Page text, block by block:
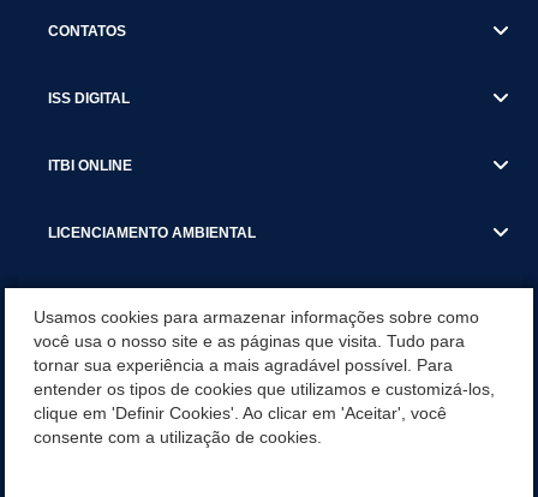
CONTATOS
ISS DIGITAL
ITBI ONLINE
LICENCIAMENTO AMBIENTAL
SERVIÇOS
SERVIÇOS DO DEPARTAMENTO DE RECEITA MUNICIPAL
Usamos cookies para armazenar informações sobre como
você usa o nosso site e as páginas que visita. Tudo para
tornar sua experiência a mais agradável possível. Para
entender os tipos de cookies que utilizamos e customizá-los,
clique em 'Definir Cookies'. Ao clicar em 'Aceitar', você
consente com a utilização de cookies.